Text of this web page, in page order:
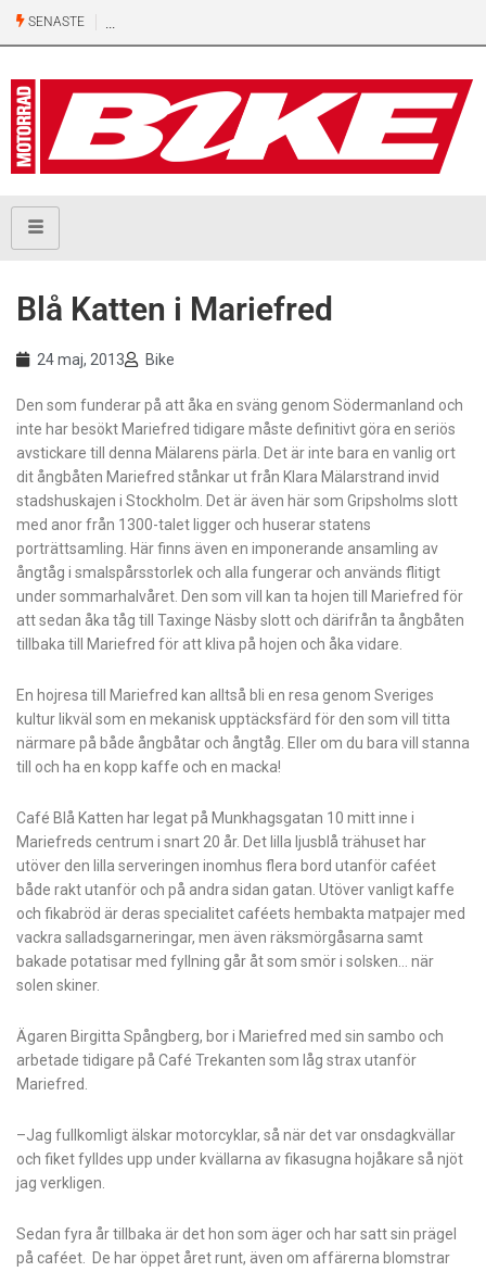
SENASTE
Blå Katten i Mariefred
24 maj, 2013 Bike
Den som funderar på att åka en sväng genom Södermanland och
inte har besökt Mariefred tidigare måste definitivt göra en seriös
avstickare till denna Mälarens pärla. Det är inte bara en vanlig ort
dit ångbåten Mariefred stånkar ut från Klara Mälarstrand invid
stadshuskajen i Stockholm. Det är även här som Gripsholms slott
med anor från 1300-talet ligger och huserar statens
porträttsamling. Här finns även en imponerande ansamling av
ångtåg i smalspårsstorlek och alla fungerar och används flitigt
under sommarhalvåret. Den som vill kan ta hojen till Mariefred för
att sedan åka tåg till Taxinge Näsby slott och därifrån ta ångbåten
tillbaka till Mariefred för att kliva på hojen och åka vidare.
En hojresa till Mariefred kan alltså bli en resa genom Sveriges
kultur likväl som en mekanisk upptäcksfärd för den som vill titta
närmare på både ångbåtar och ångtåg. Eller om du bara vill stanna
till och ha en kopp kaffe och en macka!
Café Blå Katten har legat på Munkhagsgatan 10 mitt inne i
Mariefreds centrum i snart 20 år. Det lilla ljusblå trähuset har
utöver den lilla serveringen inomhus flera bord utanför caféet
både rakt utanför och på andra sidan gatan. Utöver vanligt kaffe
och fikabröd är deras specialitet caféets hembakta matpajer med
vackra salladsgarneringar, men även räksmörgåsarna samt
bakade potatisar med fyllning går åt som smör i solsken… när
solen skiner.
Ägaren Birgitta Spångberg, bor i Mariefred med sin sambo och
arbetade tidigare på Café Trekanten som låg strax utanför
Mariefred.
–Jag fullkomligt älskar motorcyklar, så när det var onsdagkvällar
och fiket fylldes upp under kvällarna av fikasugna hojåkare så njöt
jag verkligen.
Sedan fyra år tillbaka är det hon som äger och har satt sin prägel
på caféet. De har öppet året runt, även om affärerna blomstrar